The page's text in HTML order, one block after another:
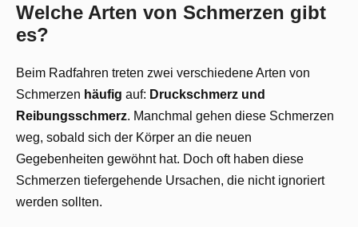
Welche Arten von Schmerzen gibt
es?
Beim Radfahren treten zwei verschiedene Arten von
Schmerzen häufig auf: Druckschmerz und
Reibungsschmerz. Manchmal gehen diese Schmerzen
weg, sobald sich der Körper an die neuen
Gegebenheiten gewöhnt hat. Doch oft haben diese
Schmerzen tiefergehende Ursachen, die nicht ignoriert
werden sollten.